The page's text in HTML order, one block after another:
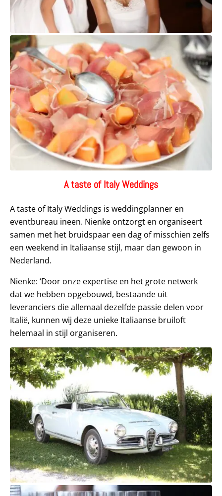
A taste of Italy Weddings
A taste of Italy Weddings is weddingplanner en
eventbureau ineen. Nienke ontzorgt en organiseert
samen met het bruidspaar een dag of misschien zelfs
een weekend in Italiaanse stijl, maar dan gewoon in
Nederland.
Nienke: ‘Door onze expertise en het grote netwerk
dat we hebben opgebouwd, bestaande uit
leveranciers die allemaal dezelfde passie delen voor
Italië, kunnen wij deze unieke Italiaanse bruiloft
helemaal in stijl organiseren.